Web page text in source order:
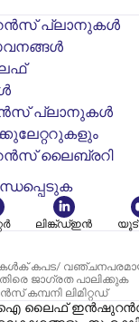
പ്ലാനുകൾ
പ്ലാനുകൾ
ലൈബ്രറി
ലിങ്ക്ഡ്ഇൻ
കപട/
ജാഗ്രത പാലിക്കുക
ലിമിറ്റഡ്
ലൈഫ് ഇൻഷുറൻസ്